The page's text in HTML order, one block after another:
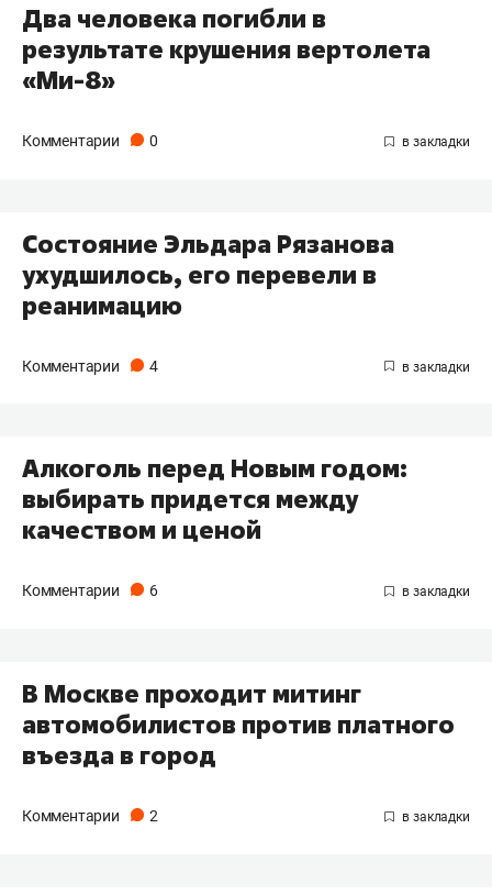
Два человека погибли в
результате крушения вертолета
«Ми-8»
Комментарии 0
Состояние Эльдара Рязанова
ухудшилось, его перевели в
реанимацию
Комментарии 4
Алкоголь перед Новым годом:
выбирать придется между
качеством и ценой
Комментарии 6
В Москве проходит митинг
автомобилистов против платного
въезда в город
Комментарии 2